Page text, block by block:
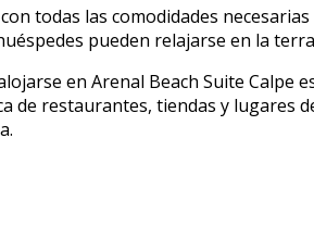
todas las comodidades
pueden relajarse en la
en Arenal Beach Suite
de restaurantes, tiendas y